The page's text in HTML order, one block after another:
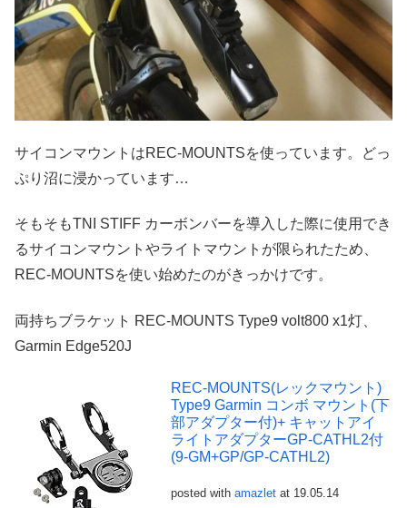
サイコンマウントはREC-MOUNTSを使っています。どっ
ぷり沼に浸かっています…
そもそもTNI STIFF カーボンバーを導入した際に使用でき
るサイコンマウントやライトマウントが限られたため、
REC-MOUNTSを使い始めたのがきっかけです。
両持ちブラケット REC-MOUNTS Type9 volt800 x1灯、
Garmin Edge520J
REC-MOUNTS(レックマウント)
Type9 Garmin コンボ マウント(下
部アダプター付)+ キャットアイ
ライトアダプターGP-CATHL2付
(9-GM+GP/GP-CATHL2)
posted with amazlet at 19.05.14